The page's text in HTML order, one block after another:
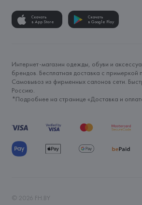
Скачать
в App Store
Скачать
в Google Play
Интернет-магазин одежды, обуви и
брендов. Бесплатная доставка с примеркой
Самовывоз из фирменных салонов сети.
Россию.
*Подробнее на странице «Доставка и
© 2026 FH.BY